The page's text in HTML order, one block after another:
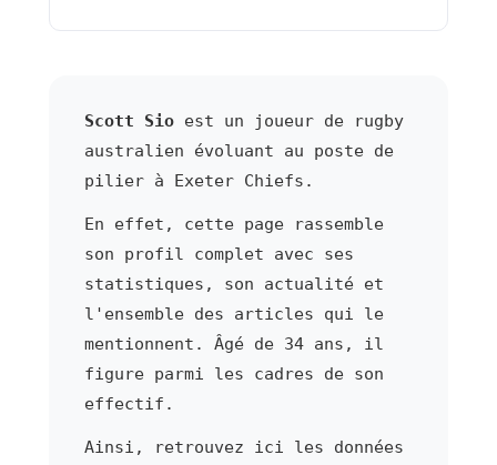
Scott Sioest un joueur de rugby
australien évoluant au poste de
pilier à Exeter Chiefs.
En effet, cette page rassemble
son profil complet avec ses
statistiques, son actualité et
l'ensemble des articles qui le
mentionnent. Âgé de 34 ans, il
figure parmi les cadres de son
effectif.
Ainsi, retrouvez ici les données